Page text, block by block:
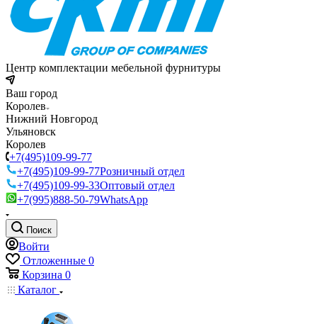
Центр комплектации мебельной фурнитуры
Ваш город
Королев
Нижний Новгород
Ульяновск
Королев
+7(495)109-99-77
+7(495)109-99-77Розничный отдел
+7(495)109-99-33Оптовый отдел
+7(995)888-50-79WhatsApp
Поиск
Войти
Отложенные 0
Корзина 0
Каталог